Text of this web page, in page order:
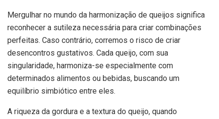
Mergulhar no mundo da harmonização de queijos significa
reconhecer a sutileza necessária para criar combinações
perfeitas. Caso contrário, corremos o risco de criar
desencontros gustativos. Cada queijo, com sua
singularidade, harmoniza-se especialmente com
determinados alimentos ou bebidas, buscando um
equilíbrio simbiótico entre eles.
A riqueza da gordura e a textura do queijo, quando